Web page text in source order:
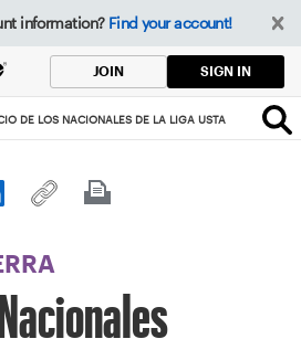
information? Find your account!
JOIN SIGN IN
DE LOS NACIONALES DE LA LIGA USTA